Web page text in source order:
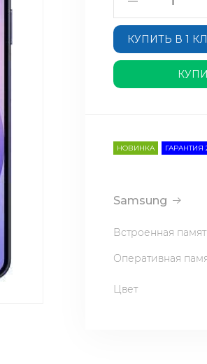
КУПИТЬ В 1
НОВИНКА ГАРАНТИЯ
Samsung
Встроенная
Оперативная
Цвет